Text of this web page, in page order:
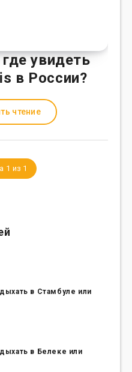
увидеть
в России?
чтение
1 из 1
в Стамбуле или
в Белеке или